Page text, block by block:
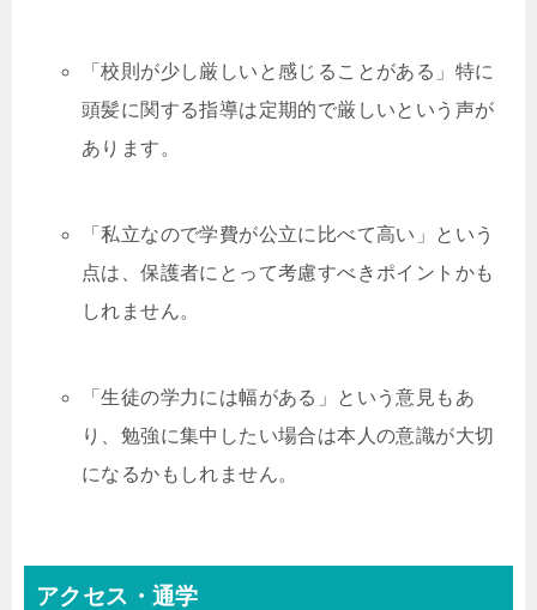
「校則が少し厳しいと感じることがある」特に
頭髪に関する指導は定期的で厳しいという声が
あります。
「私立なので学費が公立に比べて高い」という
点は、保護者にとって考慮すべきポイントかも
しれません。
「生徒の学力には幅がある」という意見もあ
り、勉強に集中したい場合は本人の意識が大切
になるかもしれません。
アクセス・通学